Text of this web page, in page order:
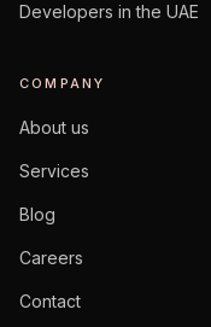
Developers in the UAE
COMPANY
About us
Services
Blog
Careers
Contact